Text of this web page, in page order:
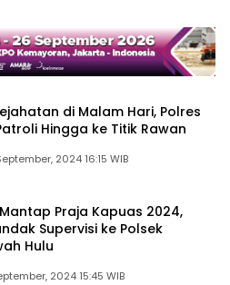
di Malam Hari, Polres
Hingga ke Titik Rawan
2024 16:15 WIB
Praja Kapuas 2024,
Supervisi ke Polsek
Hulu
2024 15:45 WIB